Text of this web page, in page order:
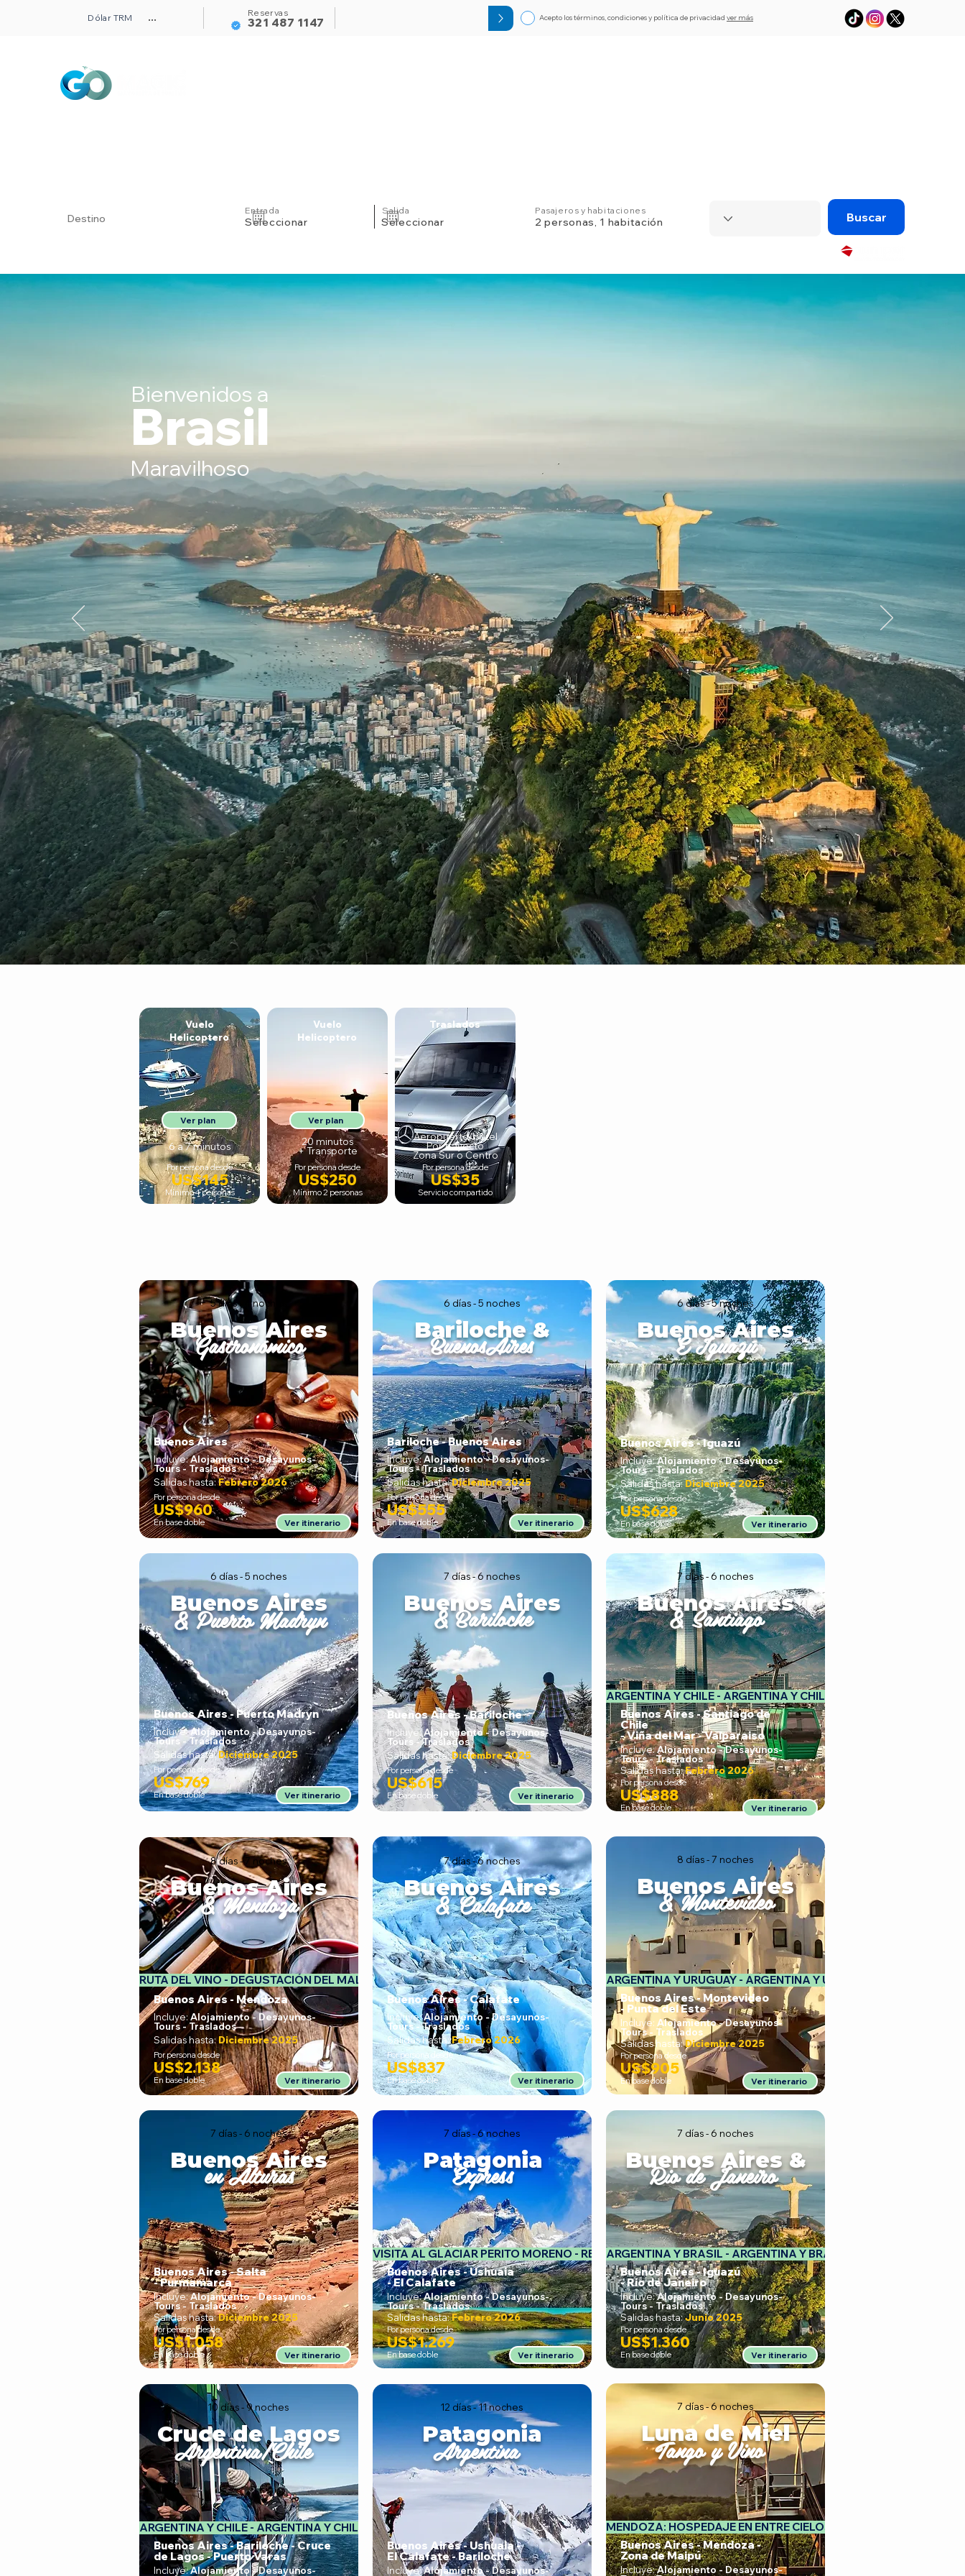
Dólar TRM ... 321 487 1147
Reservas Acepto los términos, condiciones y política de privacidad ver más
Seleccionar
Entrada
Seleccionar
Salida Pasajeros y habitaciones
2 personas, 1 habitación Buscar
Bienvenidos a
Brasil
Maravilhoso
Ver plan
6 a 7 minutos
Mínimo 4 personas
US$145
Por persona desde
Vuelo
Helicoptero
Ver plan
20 minutos
+ Transporte
Mínimo 2 personas
US$250
Por persona desde
Vuelo
Helicoptero
Aeropuerto/Hotel
Por trayecto
Zona Sur o Centro
Servicio compartido
US$35
Por persona desde
Traslados
Buenos Aires
Incluye:Alojamiento - Desayunos-
Tours - Traslados
Salidas hasta:Febrero 2026
En base doble
US$960
Por persona desde
Ver itinerario
5 días - 4 noches
Buenos Aires
Gastronómico
Bariloche - Buenos Aires
Incluye:Alojamiento - Desayunos-
Tours - Traslados
Salidas hasta:Diciembre 2025
En base doble
US$555
Por persona desde
Ver itinerario
6 días - 5 noches
Bariloche &
BuenosAires
Buenos Aires - Iguazú
Incluye:Alojamiento - Desayunos-
Tours - Traslados
Salidas hasta:Diciembre 2025
En base doble
US$628
Por persona desde
Ver itinerario
6 días - 5 noches
Buenos Aires
E Iguazú
Buenos Aires - Puerto Madryn
Incluye:Alojamiento - Desayunos-
Tours - Traslados
Salidas hasta: Diciembre 2025
En base doble
US$769
Por persona desde
Ver itinerario
6 días - 5 noches
Buenos Aires
& Puerto Madryn
Buenos Aires - Bariloche
Incluye:Alojamiento - Desayunos-
Tours - Traslados
Salidas hasta:Diciembre 2025
En base doble
US$615
Por persona desde
Ver itinerario
7 días - 6 noches
Buenos Aires
& Bariloche
Buenos Aires - Santiago de
Chile
- Viña del Mar - Valparaiso
Incluye:Alojamiento - Desayunos-
Tours - Traslados
Salidas hasta:Febrero 2026
En base doble
US$888
Por persona desde
Ver itinerario
7 días - 6 noches
Buenos Aires
& Santiago
ARGENTINA Y CHILE -
Buenos Aires - Mendoza
Incluye:Alojamiento - Desayunos-
Tours - Traslados
Salidas hasta:Diciembre 2025
En base doble
US$2.138
Por persona desde
Ver itinerario
8 días - 7 noches
Buenos Aires
& Mendoza
RUTA DEL VINO - DEGUSTACIÓN DEL MALBEC -
Buenos Aires - Calafate
Incluye:Alojamiento - Desayunos-
Tours - Traslados
Salidas hasta: Febrero 2026
En base doble
US$837
Por persona desde
Ver itinerario
7 días - 6 noches
Buenos Aires
& Calafate
Buenos Aires - Montevideo
- Punta del Este
Incluye: Alojamiento - Desayunos-
Tours - Traslados
Salidas hasta:Diciembre 2025
En base doble
US$905
Por persona desde
Ver itinerario
8 días - 7 noches
Buenos Aires
& Montevideo
ARGENTINA Y URUGUAY -
Buenos Aires - Salta
- Purmamarca
Incluye:Alojamiento - Desayunos-
Tours - Traslados
Salidas hasta:Diciembre 2025
En base doble
US$1.058
Por persona desde
Ver itinerario
7 días - 6 noches
Buenos Aires
en Alturas
Buenos Aires - Ushuaia
- El Calafate
Incluye:Alojamiento - Desayunos-
Tours - Traslados
Salidas hasta:Febrero 2026
En base doble
US$1.269
Por persona desde
Ver itinerario
7 días - 6 noches
Patagonia
Express
VISITA AL GLACIAR PERITO MORENO - RECORRIDO EN TREN DEL FIN DEL MUNDO (INCLUIDO)
Buenos Aires - Iguazú
- Rio de Janeiro
Incluye:Alojamiento - Desayunos-
Tours - Traslados
Salidas hasta:Junio 2025
En base doble
US$1.360
Por persona desde
Ver itinerario
7 días - 6 noches
Buenos Aires &
Rio de Janeiro
ARGENTINA Y BRASIL -
Buenos Aires - Bariloche - Cruce
de Lagos - Puerto Varas
Incluye:Alojamiento - Desayunos-
10 días - 9 noches
Cruce de Lagos
Argentina/Chile
ARGENTINA Y CHILE -
Buenos Aires - Ushuaia -
El Calafate - Bariloche
Incluye:Alojamiento - Desayunos-
12 días - 11 noches
Patagonia
Argentina
Buenos Aires - Mendoza -
Zona de Maipú
Incluye:Alojamiento - Desayunos-
7 días - 6 noches
Luna de Miel
Tango y Vino
MENDOZA: HOSPEDAJE EN ENTRE CIELOS LODGE -